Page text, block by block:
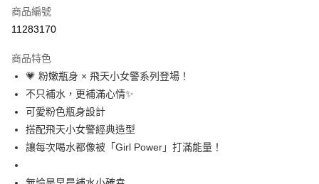
LINE Pay
街口支付
悠遊付
AFTEE先享後付
相關說明
ATM付款
商品編號
11283170
商品特色
💗 粉嫩瓶身 × 飛天小女警系列登場！
不只補水，更補滿心情✨
可愛粉色瓶身設計
搭配飛天小女警經典造型
讓每次喝水都像被「Girl Power」打滿能量！